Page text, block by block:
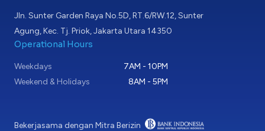
Jln. Sunter Garden Raya No.5D, RT.6/RW.12, Sunter
Agung, Kec. Tj. Priok, Jakarta Utara 14350
Operational Hours
Weekdays
7AM - 10PM
Weekend & Holidays
8AM - 5PM
Bekerjasama dengan Mitra Berizin